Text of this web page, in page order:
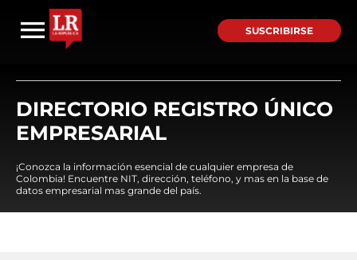
SUSCRIBIRSE
DIRECTORIO REGISTRO ÚNICO
EMPRESARIAL
¡Conozca la información esencial de cualquier empresa de
Colombia! Encuentre NIT, dirección, teléfono, y mas en la base de
datos empresarial mas grande del país.